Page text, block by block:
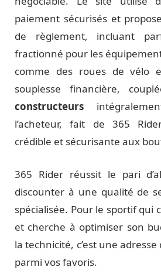
paiement sécurisés et
de règlement, incluant
fractionné pour les
comme des roues de vélo
souplesse financière,
constructeurs
l’acheteur, fait de 365
crédible et sécurisante aux
365 Rider réussit le pari
discounter à une qualité de
spécialisée. Pour le sportif qui
et cherche à optimiser son
la technicité, c’est une
parmi vos favoris.